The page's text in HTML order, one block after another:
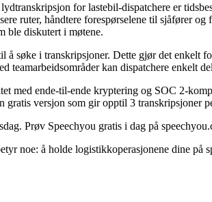
for lastebil-dispatchere er
ruter, håndtere forespørselene til sjåfører
ble diskutert i møtene.
søke i transkripsjoner. Dette gjør det enkelt
teamarbeidsområder kan dispatchere
med ende-til-ende kryptering og SOC 2-
versjon som gir opptil 3 transkripsjoner
Prøv Speechyou gratis i dag på
noe: å holde logistikkoperasjonene dine på